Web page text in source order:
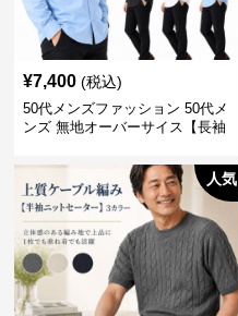
¥7,400 (税込)
50代メンズファッション 50代メ
ンズ 無地オーバーサイス【長袖
人気